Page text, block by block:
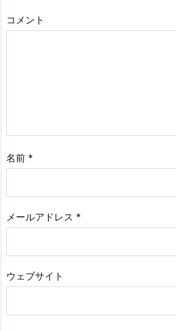
コメント
名前 *
メールアドレス *
ウェブサイト